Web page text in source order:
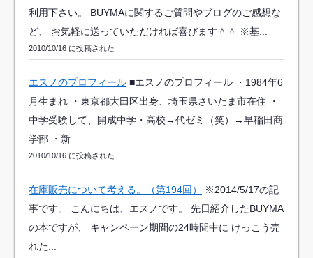
利用下さい。 BUYMAに関するご質問やブログのご感想な
ど、 お気軽に送っていただければ喜びます＾＾ ※基...
2010/10/16 に投稿された
エスノのプロフィール ■エスノのプロフィール ・1984年6
月生まれ ・東京都大田区出身、埼玉県さいたま市在住 ・
中学受験して、開成中学・高校→代ゼミ（笑）→早稲田商
学部 ・新...
2010/10/16 に投稿された
在庫販売について考える。（第194回）
※2014/5/17の記
事です。 こんにちは、エスノです。 先日紹介したBUYMA
の本ですが、 キャンペーン期間の24時間中に けっこう売
れた...